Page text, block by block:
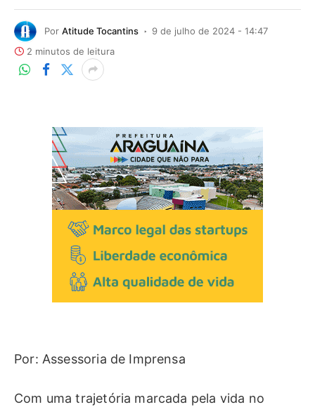
Por Atitude Tocantins
9 de julho de 2024 - 14:47
2 minutos de leitura
Por: Assessoria de Imprensa
Com uma trajetória marcada pela vida no